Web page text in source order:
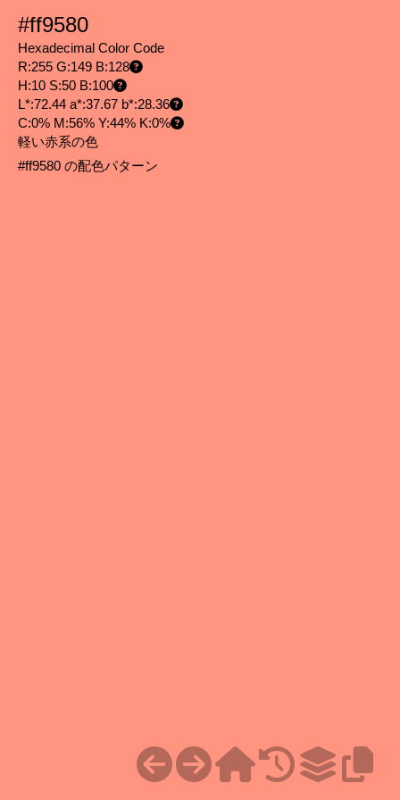
#ff9580
Hexadecimal Color Code
R:255 G:149 B:128
H:10 S:50 B:100
L*:72.44 a*:37.67 b*:28.36
C:0% M:56% Y:44% K:0%
軽い赤系の色
#ff9580 の配色パターン